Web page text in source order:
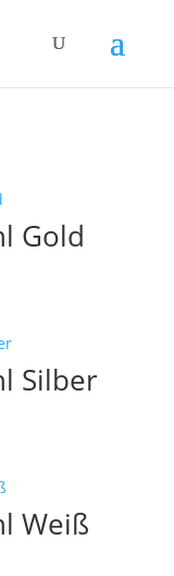
Gold
Silber
Weiß